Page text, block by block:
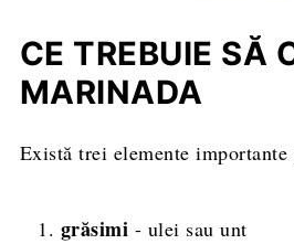
CE TREBUIE SĂ
MARINADA
Există trei elemente
grăsimi - ulei sau unt